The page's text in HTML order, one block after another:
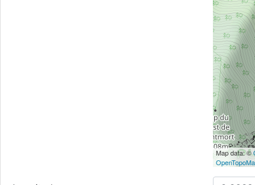
Map data: ©